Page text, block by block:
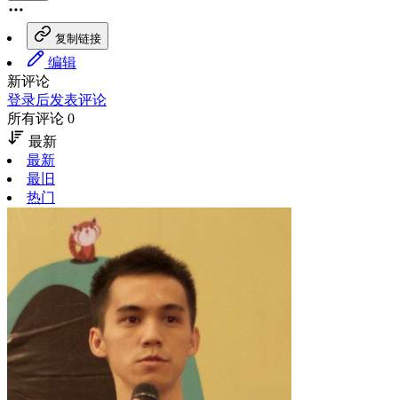
复制链接
编辑
新评论
登录后发表评论
所有评论 0
最新
最新
最旧
热门